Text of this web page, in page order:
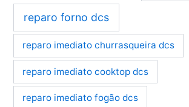
reparo forno dcs
reparo imediato churrasqueira dcs
reparo imediato cooktop dcs
reparo imediato fogão dcs